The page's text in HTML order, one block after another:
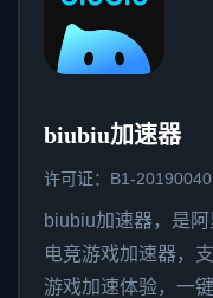
biubiu加速器
许可证：B1-20190040
biubiu加速器，是
电竞游戏加速器，
游戏加速体验，一